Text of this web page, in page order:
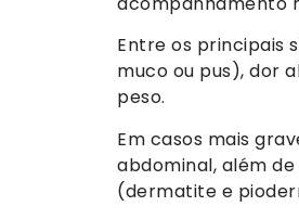
Entre os principais
muco ou pus), dor
peso.
Em casos mais
abdominal, além
(dermatite e